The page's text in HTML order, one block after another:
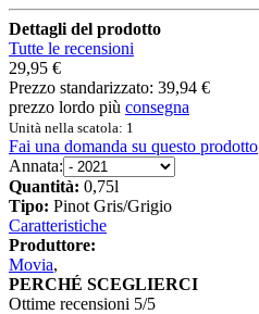
Dettagli del prodotto
Tutte le recensioni
29,95 €
Prezzo standarizzato: 39,94 €
prezzo lordo più consegna
Unità nella scatola: 1
Fai una domanda su questo prodotto
Annata:
Quantità: 0,75l
Tipo: Pinot Gris/Grigio
Caratteristiche
Produttore:
Movia,
PERCHÉ SCEGLIERCI
Ottime recensioni 5/5